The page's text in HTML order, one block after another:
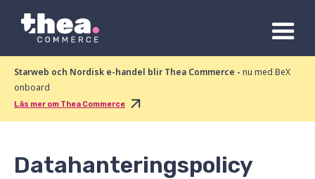
Starweb och Nordisk e-handel blir Thea Commerce - nu med BeX
onboard
Läs mer om Thea Commerce
Datahanteringspolicy